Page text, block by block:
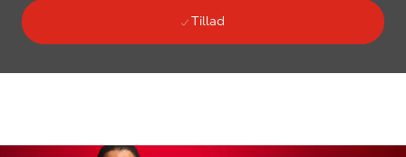
Tillad